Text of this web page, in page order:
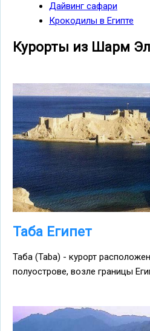
Дайвинг сафари
Крокодилы в Египте
Курорты из Шарм
Таба Египет
Таба (Taba) - курорт
полуострове, возле границы